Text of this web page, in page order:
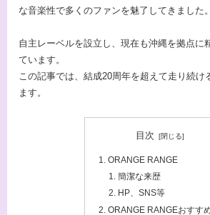
な音楽性で多くのファンを魅了してきました。
自主レーベルを設立し、現在も沖縄を拠点に
ています。
この記事では、結成20周年を超えて走り続け
ます。
目次
ORANGE RANGE
簡潔な来歴
HP、SNS等
ORANGE RANGEおすす